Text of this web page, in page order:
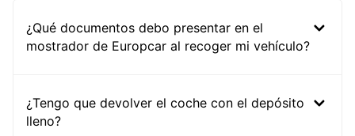
¿Qué documentos debo presentar en el
mostrador de Europcar al recoger mi vehículo?
¿Tengo que devolver el coche con el depósito
lleno?